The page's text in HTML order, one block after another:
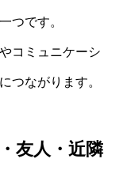
つです。
コミュニケーシ
つながります。
友人・近隣